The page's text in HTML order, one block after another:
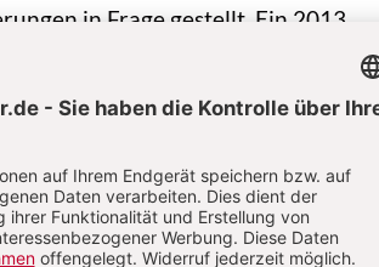
in Frage gestellt. Ein 2013
ist jedoch gescheitert. Im
keine Verträge mit anderen
15a B-VG) abschließen,
IslamG 2015) ähnlich verhandelt
aus. Der Fortbestand
und damit die Möglichkeit
Art. 17 des AEUV gewährleistet.